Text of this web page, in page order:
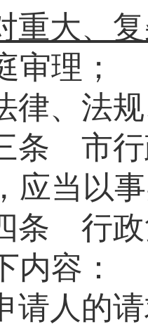
重大、
审理；
律、法
条 市行
应当以
条 行政
内容：
请人的